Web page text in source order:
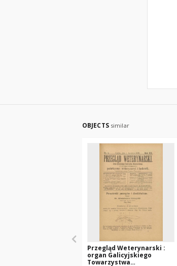
OBJECTS similar
Przegląd Weterynarski :
organ Galicyjskiego
Towarzystwa